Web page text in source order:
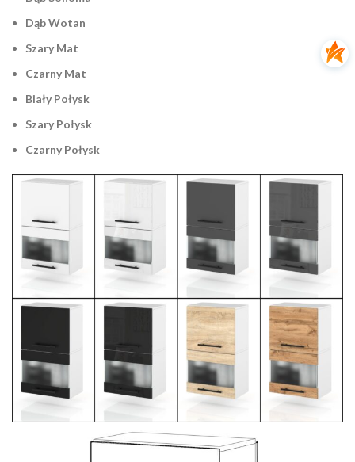
Dąb Wotan
Szary Mat
Czarny Mat
Biały Połysk
Szary Połysk
Czarny Połysk